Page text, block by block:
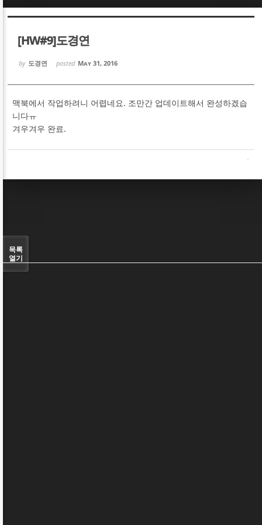
[HW#9]도경연
by 도경연 posted May 31, 2016
맥북에서 작업하려니 어렵네요. 조만간 업데이트해서 완성하겠습
니다ㅠ
겨우겨우 완료.
목록
열기
Sketchbook5, 스케치북5
Sketchbook5, 스케치북5
Sketchbook5, 스케치북5
Sketchbook5, 스케치북5